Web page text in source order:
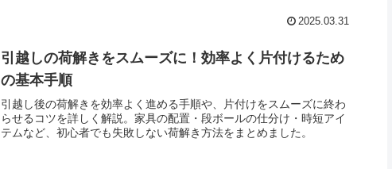
2025.03.31
引越しの荷解きをスムーズに！効率よく片付けるため
の基本手順
引越し後の荷解きを効率よく進める手順や、片付けをスムーズに終わ
らせるコツを詳しく解説。家具の配置・段ボールの仕分け・時短アイ
テムなど、初心者でも失敗しない荷解き方法をまとめました。